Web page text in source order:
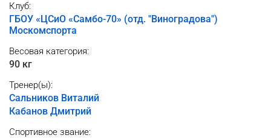
Клуб:
ГБОУ «ЦСиО «Самбо-70» (отд. "Виноградова")
Москомспорта
Весовая категория:
90 кг
Тренер(ы):
Сальников Виталий
Кабанов Дмитрий
Спортивное звание: